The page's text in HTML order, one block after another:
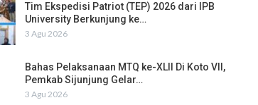
Tim Ekspedisi Patriot (TEP) 2026 dari IPB
University Berkunjung ke…
3 Agu 2026
Bahas Pelaksanaan MTQ ke-XLII Di Koto VII,
Pemkab Sijunjung Gelar…
3 Agu 2026